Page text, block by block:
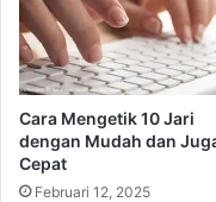
Cara Mengetik 10 Jari
dengan Mudah dan
Cepat
Februari 12, 2025